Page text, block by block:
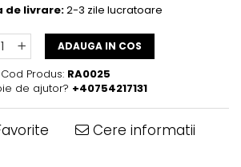
de livrare:2-3 zile lucratoare
ADAUGA IN COS
Cod Produs: RA0025
de ajutor? +40754217131
Cere informatii